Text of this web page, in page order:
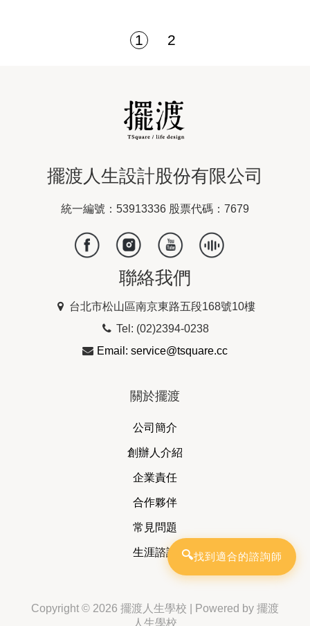
1 2
擺渡人生設計股份有限公司
統一編號：53913336 股票代碼：7679
聯絡我們
台北市松山區南京東路五段168號10樓
Tel: (02)2394-0238
Email: service@tsquare.cc
關於擺渡
公司簡介
創辦人介紹
企業責任
合作夥伴
常見問題
生涯諮詢
Copyright © 2026 擺渡人生學校 | Powered by 擺渡
人生學校
🔍找到適合的諮詢師